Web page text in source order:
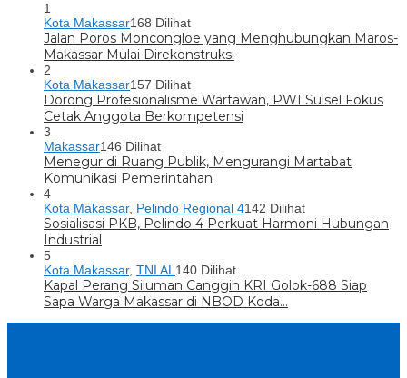
1
Kota Makassar168 Dilihat
Jalan Poros Moncongloe yang Menghubungkan Maros-
Makassar Mulai Direkonstruksi
2
Kota Makassar157 Dilihat
Dorong Profesionalisme Wartawan, PWI Sulsel Fokus
Cetak Anggota Berkompetensi
3
Makassar146 Dilihat
Menegur di Ruang Publik, Mengurangi Martabat
Komunikasi Pemerintahan
4
Kota Makassar, Pelindo Regional 4142 Dilihat
Sosialisasi PKB, Pelindo 4 Perkuat Harmoni Hubungan
Industrial
5
Kota Makassar, TNI AL 140 Dilihat
Kapal Perang Siluman Canggih KRI Golok-688 Siap
Sapa Warga Makassar di NBOD Koda…